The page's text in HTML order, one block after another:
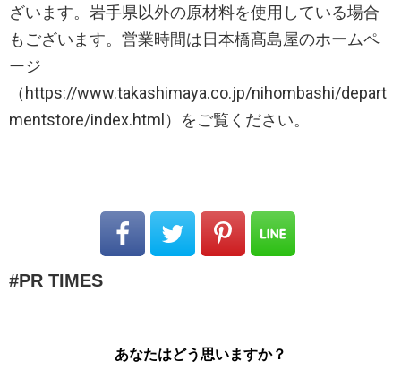
ざいます。岩手県以外の原材料を使用している場合
もございます。営業時間は日本橋髙島屋のホームペ
ージ
（https://www.takashimaya.co.jp/nihombashi/depart
mentstore/index.html）をご覧ください。
PR TIMES
あなたはどう思いますか？